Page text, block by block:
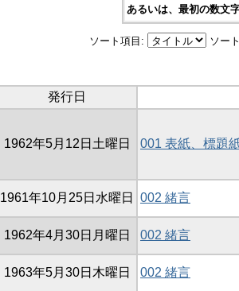
あるいは、最初の数文
ソート項目: ソー
発行日
1962年5月12日土曜日 001 表紙、標題
1961年10月25日水曜日 002 緒言
1962年4月30日月曜日 002 緒言
1963年5月30日木曜日 002 緒言